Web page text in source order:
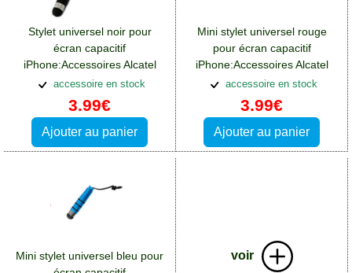
Stylet universel noir pour
écran capacitif
iPhone:Accessoires Alcatel
Pop 4 Plus
accessoire en stock
3.99€
Ajouter au panier
Mini stylet universel rouge
pour écran capacitif
iPhone:Accessoires Alcatel
Pop 4 Plus
accessoire en stock
3.99€
Ajouter au panier
Mini stylet universel bleu pour
voir